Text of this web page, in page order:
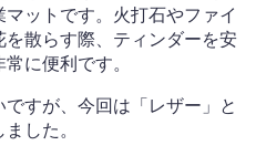
ットです。火打石やファイ
散らす際、ティンダーを安
に便利です。
すが、今回は「レザー」と
した。